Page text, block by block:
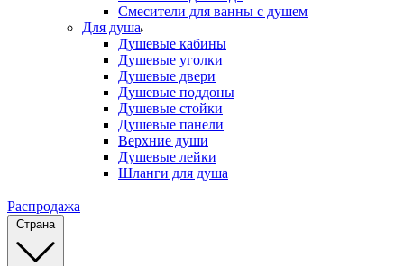
Смесители для ванны с душем
Для душа
Душевые кабины
Душевые уголки
Душевые двери
Душевые поддоны
Душевые стойки
Душевые панели
Верхние души
Душевые лейки
Шланги для душа
Распродажа
Страна